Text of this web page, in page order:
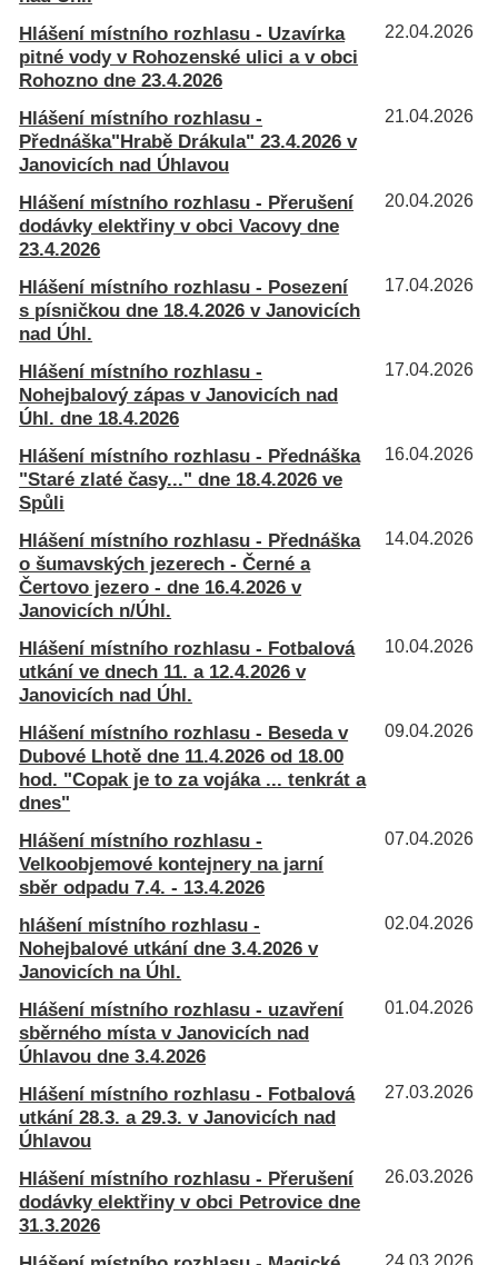
22.04.2026
Hlášení místního rozhlasu - Uzavírka
pitné vody v Rohozenské ulici a v obci
Rohozno dne 23.4.2026
21.04.2026
Hlášení místního rozhlasu -
Přednáška"Hrabě Drákula" 23.4.2026 v
Janovicích nad Úhlavou
20.04.2026
Hlášení místního rozhlasu - Přerušení
dodávky elektřiny v obci Vacovy dne
23.4.2026
17.04.2026
Hlášení místního rozhlasu - Posezení
s písničkou dne 18.4.2026 v Janovicích
nad Úhl.
17.04.2026
Hlášení místního rozhlasu -
Nohejbalový zápas v Janovicích nad
Úhl. dne 18.4.2026
16.04.2026
Hlášení místního rozhlasu - Přednáška
"Staré zlaté časy..." dne 18.4.2026 ve
Spůli
14.04.2026
Hlášení místního rozhlasu - Přednáška
o šumavských jezerech - Černé a
Čertovo jezero - dne 16.4.2026 v
Janovicích n/Úhl.
10.04.2026
Hlášení místního rozhlasu - Fotbalová
utkání ve dnech 11. a 12.4.2026 v
Janovicích nad Úhl.
09.04.2026
Hlášení místního rozhlasu - Beseda v
Dubové Lhotě dne 11.4.2026 od 18.00
hod. "Copak je to za vojáka ... tenkrát a
dnes"
07.04.2026
Hlášení místního rozhlasu -
Velkoobjemové kontejnery na jarní
sběr odpadu 7.4. - 13.4.2026
02.04.2026
hlášení místního rozhlasu -
Nohejbalové utkání dne 3.4.2026 v
Janovicích na Úhl.
01.04.2026
Hlášení místního rozhlasu - uzavření
sběrného místa v Janovicích nad
Úhlavou dne 3.4.2026
27.03.2026
Hlášení místního rozhlasu - Fotbalová
utkání 28.3. a 29.3. v Janovicích nad
Úhlavou
26.03.2026
Hlášení místního rozhlasu - Přerušení
dodávky elektřiny v obci Petrovice dne
31.3.2026
24.03.2026